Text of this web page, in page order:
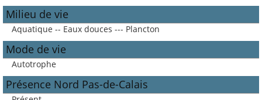
Milieu de vie
Aquatique -- Eaux douces --- Plancton
Mode de vie
Autotrophe
Présence Nord Pas-de-Calais